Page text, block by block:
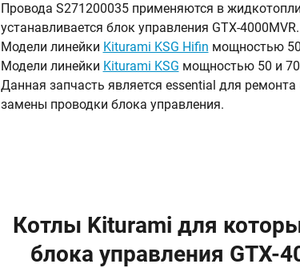
Провода S271200035 применяются в
устанавливается блок управления GTX-
Модели линейки Kiturami KSG Hifin мощностью
Модели линейки Kiturami KSG мощностью 50 и
Данная запчасть является essential для
замены проводки блока управления.
Котлы Kiturami для
блока управления GTX-